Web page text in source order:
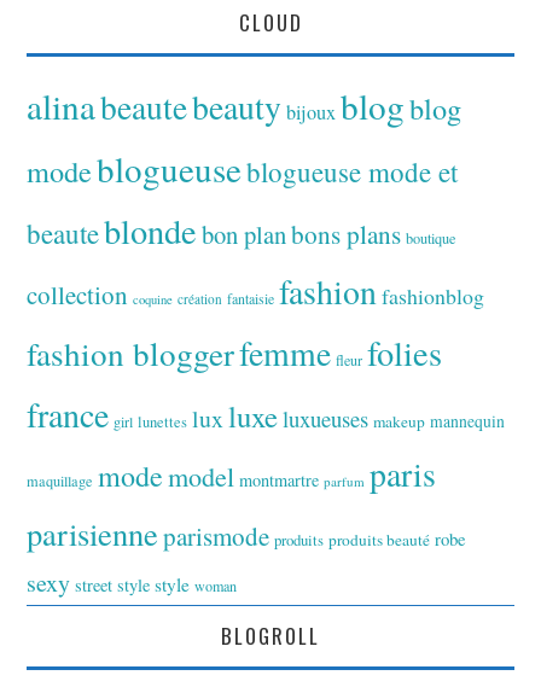
CLOUD
alinabeautebeauty bijoux blogblog
modeblogueuseblogueuse mode et
beauteblondebon planbons plans boutique
collection coquine création fantaisie fashionfashionblog
fashion bloggerfemme fleur folies
france girl lunettes luxluxeluxueuses makeup mannequin
maquillage modemodel montmartre parfum paris
parisienneparismode produits produits beauté robe
sexy street style style woman
BLOGROLL